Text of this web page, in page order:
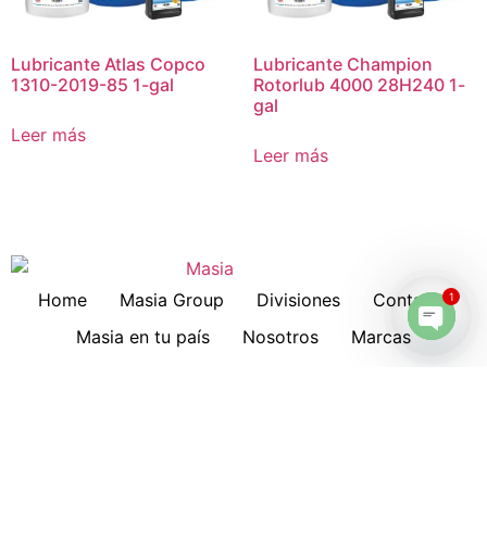
Lubricante Atlas Copco
1310-2019-85 1-gal
Leer más
Lubricante Champion
Rotorlub 4000 28H240 1-
gal
Leer más
Home Masia Group Divisiones
Contacto
Masia en tu país
Nosotros
Marcas
1